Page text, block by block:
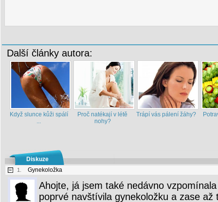
Další články autora:
Když slunce kůži spálí
...
Proč natékají v létě
nohy?
Trápí vás pálení žáhy?
Diskuze
1. Gynekoložka
Ahojte, já jsem také nedávno
poprvé navštívila gynekoložku a zase až